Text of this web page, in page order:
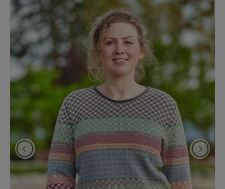
Bildergalerie überspringen